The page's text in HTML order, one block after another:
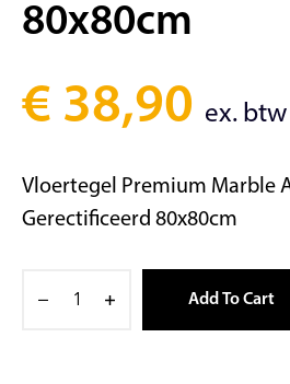
80x80cm
€ 38,90 ex. btw
Vloertegel Premium Marble
Gerectificeerd 80x80cm
Add To Cart